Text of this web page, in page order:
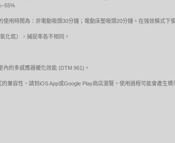
用時間為：非電動吸頭30分鐘；電動床墊吸頭20分鐘。在强效模式下
化氮），捕捉率各不相同。
的多感應器暖化效能 (DTM 961)。
兼容性，請到iOS App或Google Play商店瀏覽。使用過程可能會產生標